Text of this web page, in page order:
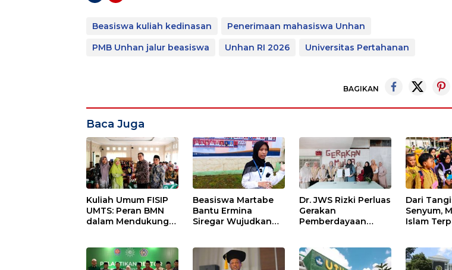
Beasiswa kuliah kedinasan
Penerimaan mahasiswa Unhan
PMB Unhan jalur beasiswa
Unhan RI 2026 Universitas Pertahanan
BAGIKAN
Baca Juga
Kuliah Umum FISIP
UMTS: Peran BMN
dalam Mendukung
Beasiswa Martabe
Bantu Ermina
Siregar Wujudkan
Dr. JWS Rizki Perluas
Gerakan
Pemberdayaan
FDIK UIN Syahada
Dari
Senyum,
Islam
Berakhlak
Lawas